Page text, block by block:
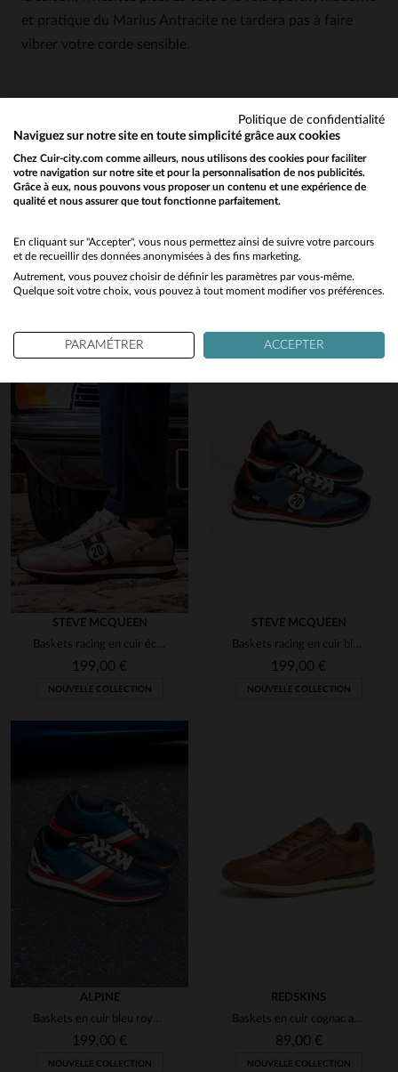
et pratique du Marius Antracite ne tardera pas à faire
vibrer votre corde sensible.
entretien
Vous aimerez également…
Découvrez ces produits similaires sélectionnés pour vous
STEVE MCQUEEN
Baskets racing en cuir écru
199,00 €
NOUVELLE COLLECTION
STEVE MCQUEEN
Baskets racing en cuir bleu royal
199,00 €
NOUVELLE COLLECTION
ALPINE
Baskets en cuir bleu royal Alpine
199,00 €
NOUVELLE COLLECTION
REDSKINS
Baskets en cuir cognac avec lacets et zip
89,00 €
NOUVELLE COLLECTION
Would you like to be redirected to our English site?
No
Yes
Politique de confidentialité
Naviguez sur notre site en toute simplicité grâce aux cookies
Chez Cuir-city.com comme ailleurs, nous utilisons des cookies pour faciliter
votre navigation sur notre site et pour la personnalisation de nos publicités.
Grâce à eux, nous pouvons vous proposer un contenu et une expérience de
qualité et nous assurer que tout fonctionne parfaitement.
En cliquant sur "Accepter", vous nous permettez ainsi de suivre votre parcours
et de recueillir des données anonymisées à des fins marketing.
Autrement, vous pouvez choisir de définir les paramètres par vous-même.
Quelque soit votre choix, vous pouvez à tout moment modifier vos préférences.
PARAMÉTRER ACCEPTER